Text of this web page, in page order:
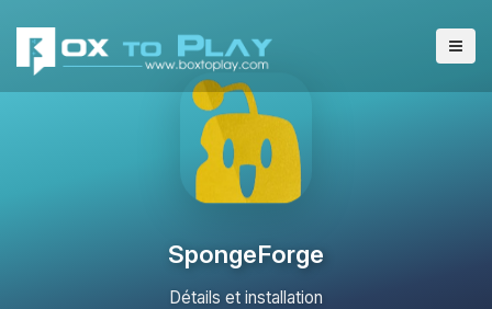
SpongeForge
Détails et installation